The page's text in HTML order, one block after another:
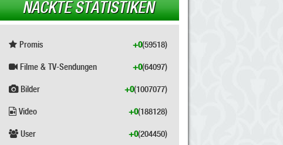
NACKTE STATISTIKEN
Promis (59518)
+0
Filme & TV-Sendungen (64097)
+0
Bilder (1007077)
+0
Video (188128)
+0
User (204450)
+0